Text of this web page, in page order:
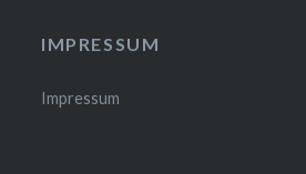
IMPRESSUM
Impressum